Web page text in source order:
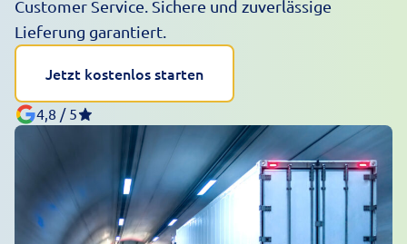
Customer Service. Sichere und zuverlässige
Lieferung garantiert.
Jetzt kostenlos starten
4,8 / 5